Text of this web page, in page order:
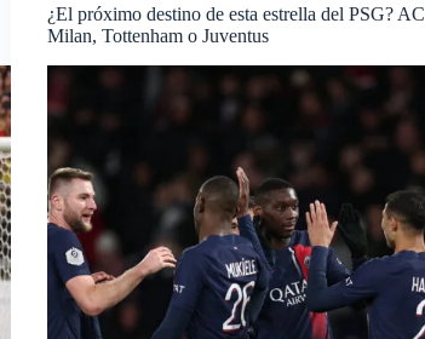
¿El próximo destino de esta estrella del PSG? AC
Milan, Tottenham o Juventus